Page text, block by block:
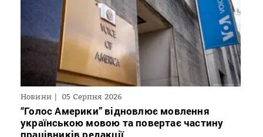
Новини 05 Серпня 2026
“Голос Америки” відновлює мовлення
українською мовою та повертає частину